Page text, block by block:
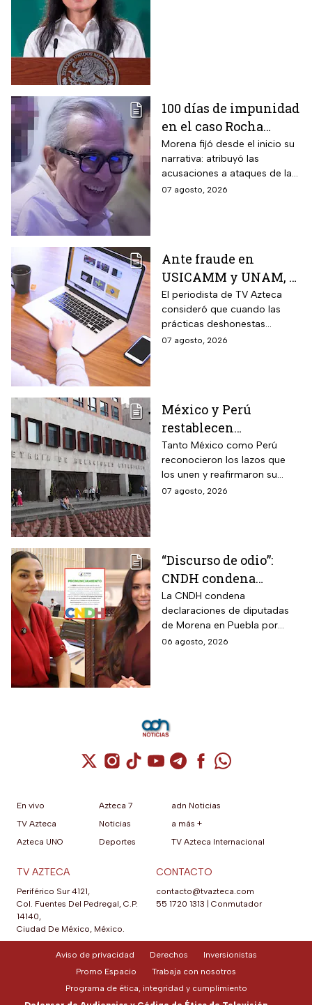
100 días de impunidad
en el caso Rocha
Moya; recuento de los
hechos
Morena fijó desde el inicio su
narrativa: atribuyó las
acusaciones a ataques de la
oposición y agencias
07 agosto, 2026
Ante fraude en
USICAMM y UNAM, el
reto es fortalecer una
cultura de la
honestidad: Otoniel
Martínez
El periodista de TV Azteca
consideró que cuando las
prácticas deshonestas
comienzas a repetirse en
07 agosto, 2026
México y Perú
restablecen
relaciones
diplomáticas después
de nueve meses
Tanto México como Perú
reconocieron los lazos que
los unen y reafirmaron su
respeto al derecho
07 agosto, 2026
“Discurso de odio”:
CNDH condena
expresiones de
diputadas de Morena
contra adultos
mayores
La CNDH condena
declaraciones de diputadas
de Morena en Puebla por
expresiones edadistas hacia
06 agosto, 2026
Cuenta de X / Twitter (se abre en una
Cuenta de Instagram (se abre en una
Cuenta de TikTok (se abre en
Cuenta de YouTube (se abre
Cuenta de Telegram (se
Cuenta de
Cuenta de
En vivo
TV Azteca
Azteca UNO
Azteca 7
Noticias
Deportes
adn Noticias
a más +
TV Azteca Internacional
TV AZTECA
Periférico Sur 4121,
Col. Fuentes Del Pedregal, C.P.
14140,
Ciudad De México, México.
CONTACTO
contacto@tvazteca.com
55 1720 1313
Conmutador
Aviso de privacidad Derechos
Inversionistas
Promo Espacio
Trabaja con nosotros
Programa de ética, integridad y cumplimiento